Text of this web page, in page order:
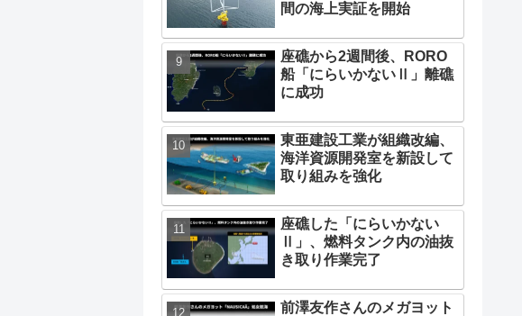
間の海上実証を開始
座礁から2週間後、RORO
船「にらいかないⅡ」離礁
に成功
東亜建設工業が組織改編、
海洋資源開発室を新設して
取り組みを強化
座礁した「にらいかない
Ⅱ」、燃料タンク内の油抜
き取り作業完了
前澤友作さんのメガヨット